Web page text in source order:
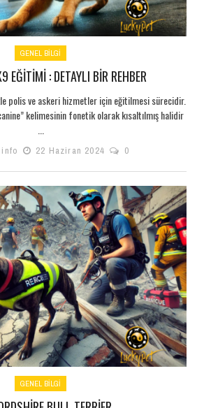
GENEL BILGI
EĞITIMI : DETAYLI BIR REHBER
polis ve askeri hizmetler için eğitilmesi sürecidir.
kelimesinin fonetik olarak kısaltılmış halidir
...
info 22 Haziran 2024 0
GENEL BILGI